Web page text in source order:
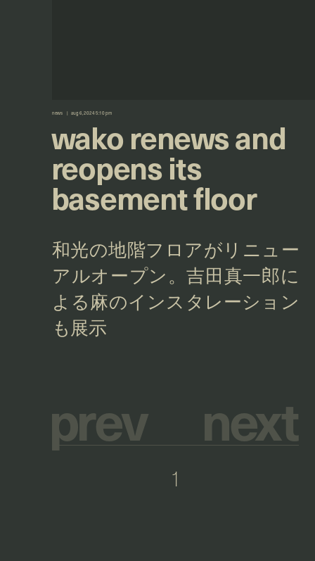
news aug 6, 2024 5:10 pm
wako renews and
reopens its
basement floor
prev next
1